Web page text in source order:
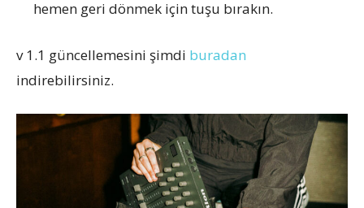
hemen geri dönmek için tuşu bırakın.
v 1.1 güncellemesini şimdi buradan
indirebilirsiniz.